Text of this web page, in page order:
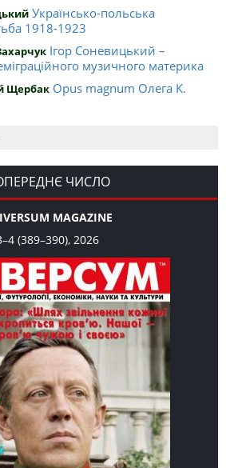
Українсько-польська
1918-1923
Ігор Соневицький –
музичного материка
Щербак Opus magnum Олега К.
Журавель і синиця як
політстратегії й тактики
ЧИСЛО
MAGAZINE
(389–390), 2026